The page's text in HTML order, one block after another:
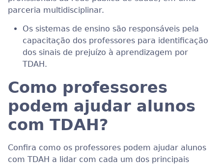
parceria multidisciplinar.
Os sistemas de ensino são responsáveis pela
capacitação dos professores para identificação
dos sinais de prejuízo à aprendizagem por
TDAH.
Como professores
podem ajudar alunos
com TDAH?
Confira como os professores podem ajudar alunos
com TDAH a lidar com cada um dos principais